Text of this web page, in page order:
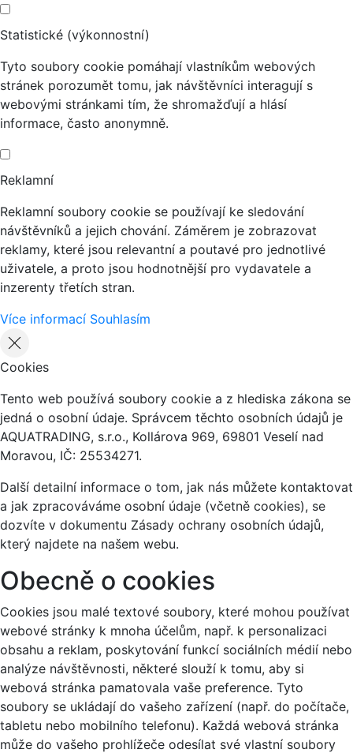
Statistické (výkonnostní)
Tyto soubory cookie pomáhají vlastníkům webových
stránek porozumět tomu, jak návštěvníci interagují s
webovými stránkami tím, že shromažďují a hlásí
informace, často anonymně.
Reklamní
Reklamní soubory cookie se používají ke sledování
návštěvníků a jejich chování. Záměrem je zobrazovat
reklamy, které jsou relevantní a poutavé pro jednotlivé
uživatele, a proto jsou hodnotnější pro vydavatele a
inzerenty třetích stran.
Více informací Souhlasím
Cookies
Tento web používá soubory cookie a z hlediska zákona se
jedná o osobní údaje. Správcem těchto osobních údajů je
AQUATRADING, s.r.o., Kollárova 969, 69801 Veselí nad
Moravou, IČ: 25534271.
Další detailní informace o tom, jak nás můžete kontaktovat
a jak zpracováváme osobní údaje (včetně cookies), se
dozvíte v dokumentu Zásady ochrany osobních údajů,
který najdete na našem webu.
Obecně o cookies
Cookies jsou malé textové soubory, které mohou používat
webové stránky k mnoha účelům, např. k personalizaci
obsahu a reklam, poskytování funkcí sociálních médií nebo
analýze návštěvnosti, některé slouží k tomu, aby si
webová stránka pamatovala vaše preference. Tyto
soubory se ukládají do vašeho zařízení (např. do počítače,
tabletu nebo mobilního telefonu). Každá webová stránka
může do vašeho prohlížeče odesílat své vlastní soubory